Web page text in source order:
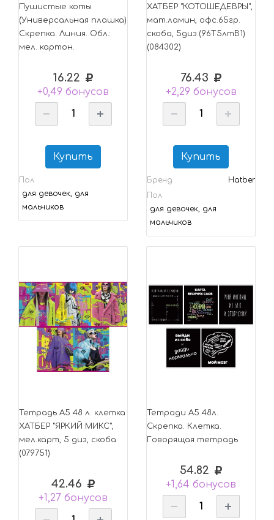
Пушистые коты
(Универсальная плашка)
Скрепка. Линия. Обл.:
мел. картон.
16.22
+0,49 бонусов
Купить
Пол
для девочек, для
мальчиков
ХАТБЕР "КОТОШЕДЕВРЫ",
мат.ламин, офс.65гр.
скоба, 5диз.(96Т5лтВ1)
(084302)
76.43
+2,29 бонусов
Купить
Бренд
Hatber
Пол
для девочек, для
мальчиков
Тетрадь А5 48 л. клетка
ХАТБЕР "ЯРКИЙ МИКС",
мел.карт, 5 диз, скоба
(079751)
42.46
+1,27 бонусов
Тетради А5 48л.
Скрепка. Клетка.
Говорящая тетрадь
54.82
+1,64 бонусов